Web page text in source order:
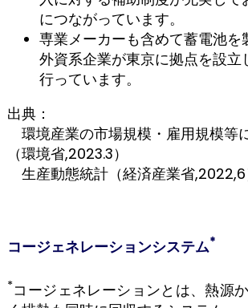
につながっています。
専業メーカーも含めて蓄電池を
外資系企業が東京に拠点を設立
行っています。
出典：
環境産業の市場規模・雇用規模等
（環境省,2023.3）
生産動態統計（経済産業省,2022,6
コージェネレーションシステム*
*コージェネレーションとは、熱源